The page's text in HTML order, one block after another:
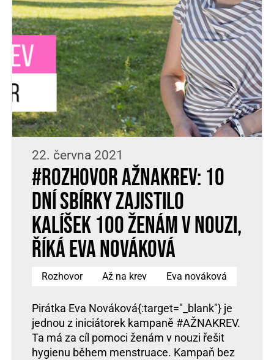
22. června 2021
#Rozhovor AŽNAKREV: 10
dní sbírky zajistilo
kalíšek 100 ženám v nouzi,
říká Eva Nováková
Rozhovor Až na krev Eva nováková
Pirátka Eva Nováková{:target="_blank"} je
jednou z iniciátorek kampaně #AŽNAKREV.
Ta má za cíl pomoci ženám v nouzi řešit
hygienu během menstruace. Kampaň bez